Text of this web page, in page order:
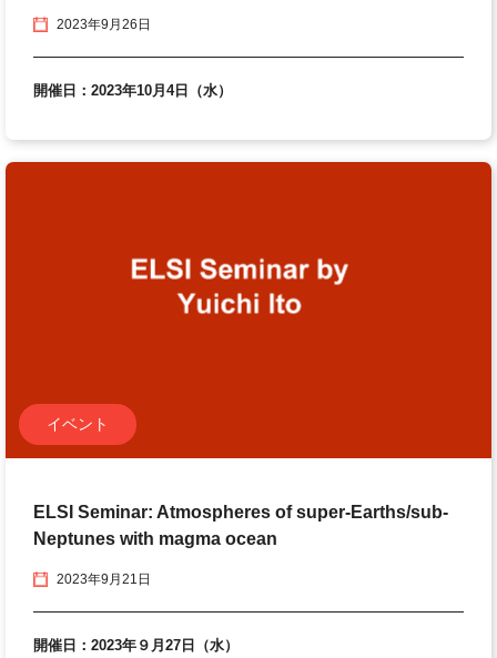
2023年9月26日
開催日：2023年10月4日（水）
イベント
ELSI Seminar: Atmospheres of super-Earths/sub-
Neptunes with magma ocean
2023年9月21日
開催日：2023年９月27日（水）